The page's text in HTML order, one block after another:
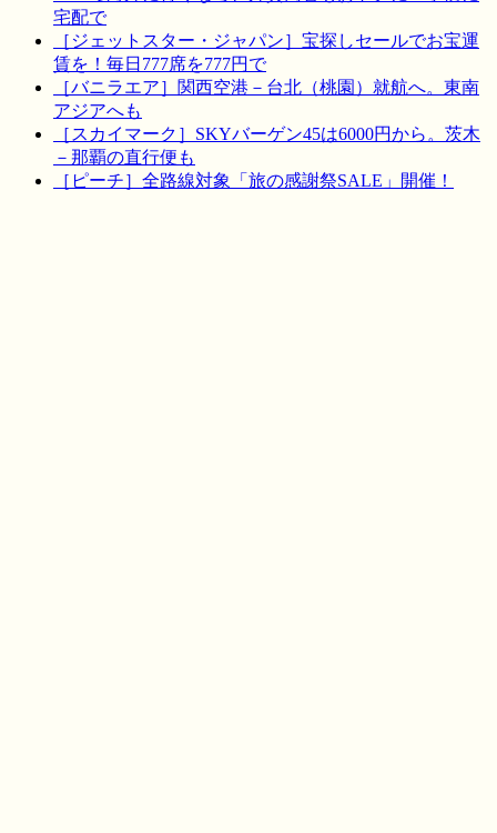
宅配で
［ジェットスター・ジャパン］宝探しセールでお宝運
賃を！毎日777席を777円で
［バニラエア］関西空港－台北（桃園）就航へ。東南
アジアへも
［スカイマーク］SKYバーゲン45は6000円から。茨木
－那覇の直行便も
［ピーチ］全路線対象「旅の感謝祭SALE」開催！